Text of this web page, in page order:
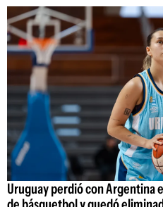
Uruguay perdió con Argentina